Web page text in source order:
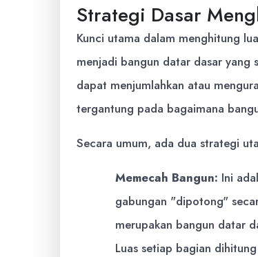
Strategi Dasar
Kunci utama dalam menghitung
menjadi bangun datar dasar yang
dapat menjumlahkan atau
tergantung pada bagaimana
Secara umum, ada dua strategi
Memecah Bangun: Ini
gabungan "dipotong"
merupakan bangun datar
Luas setiap bagian